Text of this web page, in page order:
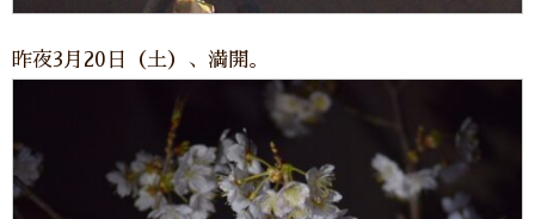
昨夜3月20日（土）、満開。